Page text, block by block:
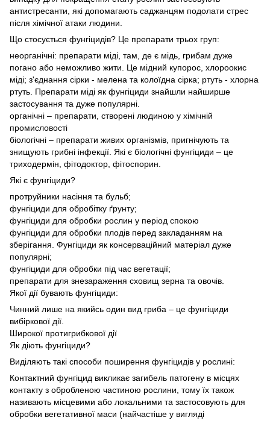
антистресанти, які допомагають саджанцям подолати стрес
після хімічної атаки людини.
Що стосується фунгіцидів? Це препарати трьох груп:
неорганічні: препарати міді, там, де є мідь, грибам дуже
погано або неможливо жити. Це мідний купорос, хлороокис
міді; з'єднання сірки - мелена та колоїдна сірка; ртуть - хлорна
ртуть. Препарати міді як фунгіциди знайшли найширше
застосування та дуже популярні.
органічні – препарати, створені людиною у хімічній
промисловості
біологічні – препарати живих організмів, пригнічують та
знищують грибні інфекції. Які є біологічні фунгіциди – це
триходермін, фітодоктор, фітоспорин.
Які є фунгіциди?
протруйники насіння та бульб;
фунгіциди для обробітку ґрунту;
фунгіциди для обробки рослин у період спокою
фунгіциди для обробки плодів перед закладанням на
зберігання. Фунгіциди як консерваційний матеріал дуже
популярні;
фунгіциди для обробки під час вегетації;
препарати для знезараження сховищ зерна та овочів.
Якої дії бувають фунгіциди:
Чинний лише на якийсь один вид гриба – це фунгіциди
вибіркової дії.
Широкої протигрибкової дії
Як діють фунгіциди?
Виділяють такі способи поширення фунгіцидів у рослині:
Контактний фунгіцид викликає загибель патогену в місцях
контакту з обробленою частиною рослини, тому їх також
називають місцевими або локальними та застосовують для
обробки вегетативної маси (найчастіше у вигляді